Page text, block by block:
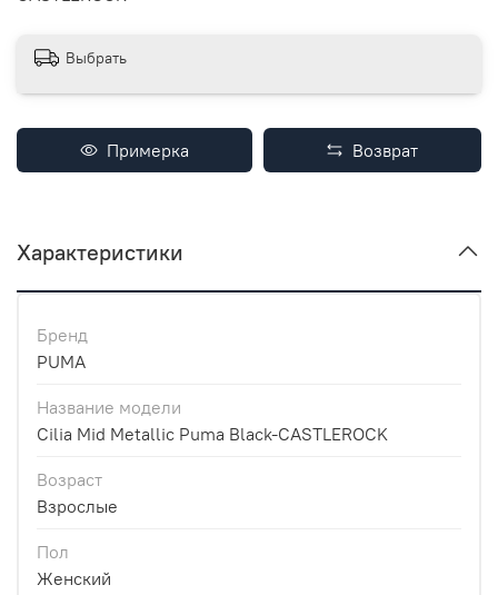
Выбрать
Примерка Возврат
Характеристики
Бренд
PUMA
Название модели
Cilia Mid Metallic Puma Black-CASTLEROCK
Возраст
Взрослые
Пол
Женский